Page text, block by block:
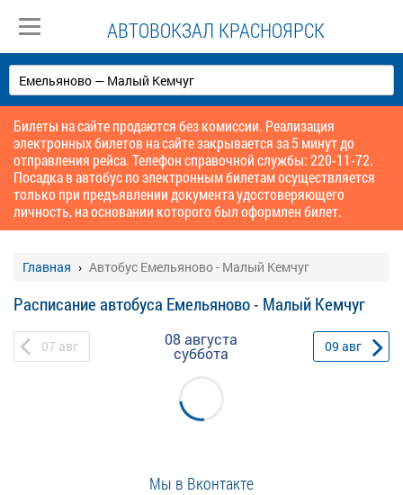
АВТОВОКЗАЛ КРАСНОЯРСК
Билеты на сайте продаются без комиссии. Реализация
электронных билетов на сайте закрывается за 5 минут до
отправления рейса. Телефон справочной службы: 220-11-72.
Посадка в автобус по электронным билетам осуществляется
только при предъявлении документа удостоверяющего
личность, на основании которого был оформлен билет.
Главная Автобус Емельяново - Малый Кемчуг
Расписание автобуса Емельяново - Малый Кемчуг
07 авг 08 августа
суббота 09 авг
Мы в Вконтакте